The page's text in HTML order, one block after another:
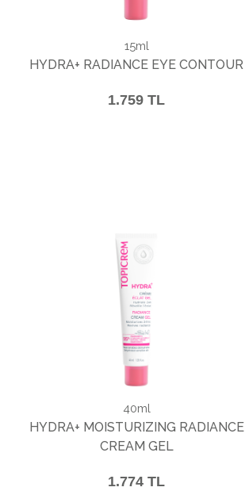
15ml
HYDRA+ RADIANCE EYE CONTOUR
1.759 TL
40ml
HYDRA+ MOISTURIZING RADIANCE
CREAM GEL
1.774 TL